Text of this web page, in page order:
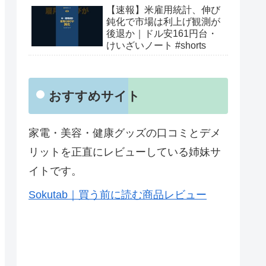
【速報】米雇用統計、伸び
鈍化で市場は利上げ観測が
後退か｜ドル安161円台・
けいざいノート #shorts
おすすめサイト
家電・美容・健康グッズの口コミとデメ
リットを正直にレビューしている姉妹サ
イトです。
Sokutab｜買う前に読む商品レビュー